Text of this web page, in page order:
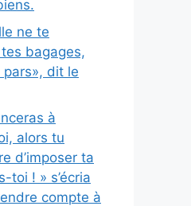
ne te
bagages,
dit le
à
alors tu
d’imposer ta
toi ! » s’écria
compte à